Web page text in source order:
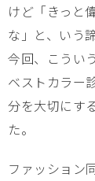
けど「きっと
な」と、いう
今回、こうい
ベストカラー
分を大切にす
た。
ファッション